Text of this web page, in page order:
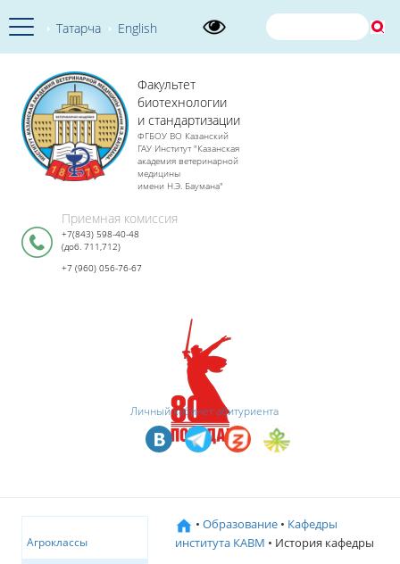
Татарча English
Факультет
биотехнологии
и стандартизации
ФГБОУ ВО Казанский
ГАУ Институт "Казанская
академия ветеринарной
медицины
имени Н.Э. Баумана"
Приемная комиссия
+7(843) 598-40-48
(доб. 711,712)
+7 (960) 056-76-67
Личный кабинет абитуриента
Агроклассы
• Образование • Кафедры
института КАВМ • История кафедры